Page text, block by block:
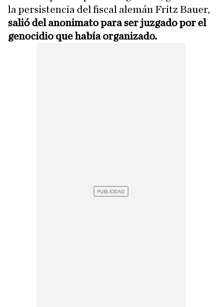
la persistencia del fiscal alemán Fritz Bauer,
salió del anonimato para ser juzgado por el
genocidio que había organizado.